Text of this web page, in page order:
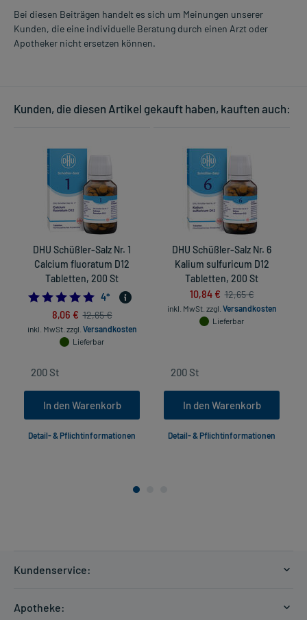
Bei diesen Beiträgen handelt es sich um Meinungen unserer
Kunden, die eine individuelle Beratung durch einen Arzt oder
Apotheker nicht ersetzen können.
Kunden, die diesen Artikel gekauft haben, kauften auch:
DHU Schüßler-Salz Nr. 1
Calcium fluoratum D12
Tabletten, 200 St
5.0
4*
8,06 € 12,65 €
inkl. MwSt. zzgl. Versandkosten
Lieferbar
In den Warenkorb
Detail- & Pflichtinformationen
DHU Schüßler-Salz Nr. 6
Kalium sulfuricum D12
Tabletten, 200 St
10,84 € 12,65 €
inkl. MwSt. zzgl. Versandkosten
Lieferbar
In den Warenkorb
Detail- & Pflichtinformationen
Kundenservice:
Apotheke: